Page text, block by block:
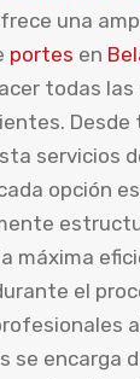
una
portes en
todas las
Desde
servicios
opción
máxima
el
se encarga